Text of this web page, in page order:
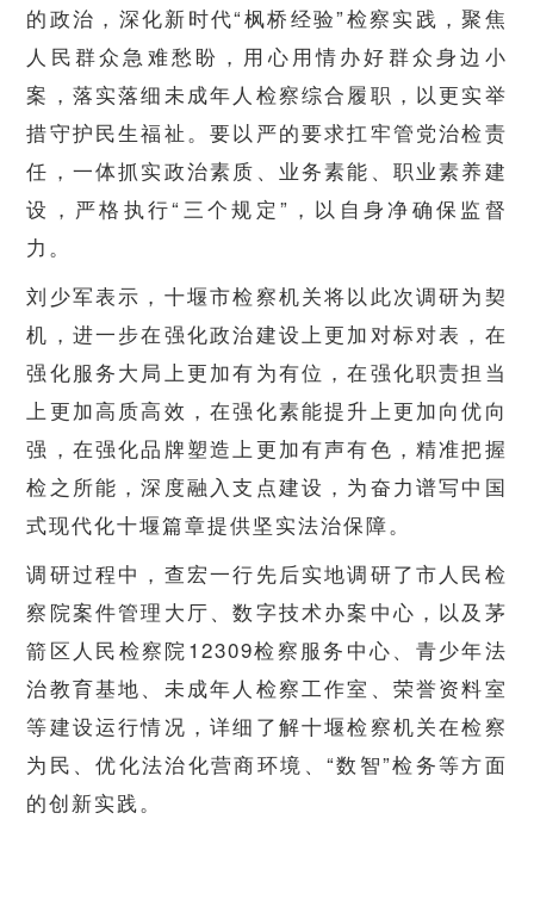
的政治，深化新时代“枫桥经验”检察实践，聚焦
人民群众急难愁盼，用心用情办好群众身边小
案，落实落细未成年人检察综合履职，以更实举
措守护民生福祉。要以严的要求扛牢管党治检责
任，一体抓实政治素质、业务素能、职业素养建
设，严格执行“三个规定”，以自身净确保监督
力。
刘少军表示，十堰市检察机关将以此次调研为契
机，进一步在强化政治建设上更加对标对表，在
强化服务大局上更加有为有位，在强化职责担当
上更加高质高效，在强化素能提升上更加向优向
强，在强化品牌塑造上更加有声有色，精准把握
检之所能，深度融入支点建设，为奋力谱写中国
式现代化十堰篇章提供坚实法治保障。
调研过程中，查宏一行先后实地调研了市人民检
察院案件管理大厅、数字技术办案中心，以及茅
箭区人民检察院12309检察服务中心、青少年法
治教育基地、未成年人检察工作室、荣誉资料室
等建设运行情况，详细了解十堰检察机关在检察
为民、优化法治化营商环境、“数智”检务等方面
的创新实践。